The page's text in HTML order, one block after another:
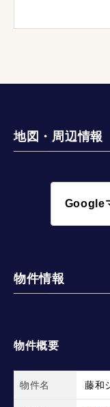
地図・周辺情報
Google
物件情報
物件概要
物件名 藤和